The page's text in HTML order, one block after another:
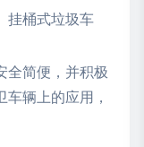
挂桶式垃圾车
全简便，并积极
辆上的应用，